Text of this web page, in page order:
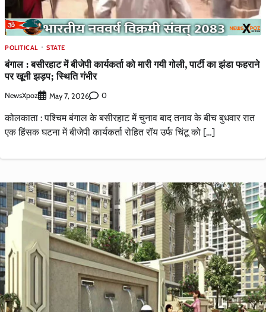
POLITICAL STATE
बंगाल : बसीरहाट में बीजेपी कार्यकर्ता को मारी गयी गोली, पार्टी का झंडा फहराने
पर खूनी झड़प; स्थिति गंभीर
NewsXpoz May 7, 2026 0
कोलकाता : पश्चिम बंगाल के बसीरहाट में चुनाव बाद तनाव के बीच बुधवार रात
एक हिंसक घटना में बीजेपी कार्यकर्ता रोहित रॉय उर्फ चिंटू को […]